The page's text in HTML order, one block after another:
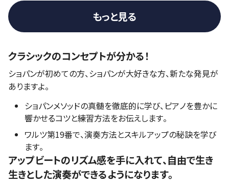
もっと見る
クラシックのコンセプトが分かる！
ショパンが初めての方、ショパンが大好きな方、新たな発見が
ありますよ。
ショパンメソッドの真髄を徹底的に学び、ピアノを豊かに
響かせるコツと練習方法をお伝えします。
ワルツ第19番で、演奏方法とスキルアップの秘訣を学び
ます。
アップビートのリズム感を手に入れて、自由で生き
生きとした演奏ができるようになります。